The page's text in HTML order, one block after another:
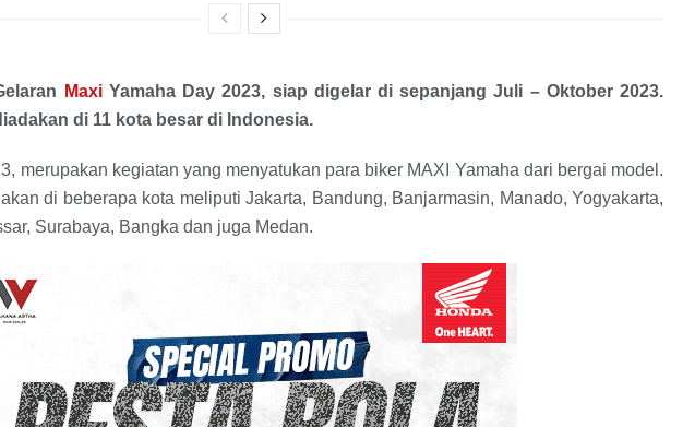
MaxiYamaha Day 2023, siap digelar di sepanjang Juli – Oktober 2023.
di 11 kota besar di Indonesia.
merupakan kegiatan yang menyatukan para biker MAXI Yamaha dari bergai model.
di beberapa kota meliputi Jakarta, Bandung, Banjarmasin, Manado, Yogyakarta,
Surabaya, Bangka dan juga Medan.